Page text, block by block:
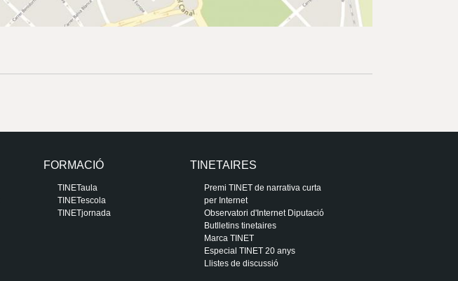
FORMACIÓ
TINETaula
TINETescola
TINETjornada
TINETAIRES
Premi TINET de narrativa curta
per Internet
Observatori d'Internet Diputació
Butlletins tinetaires
Marca TINET
Especial TINET 20 anys
Llistes de discussió